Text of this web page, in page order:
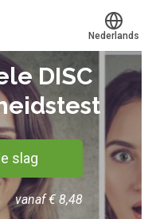
®
leerplek
Translate
Nederlands
DISC
slag
vanaf € 8,48